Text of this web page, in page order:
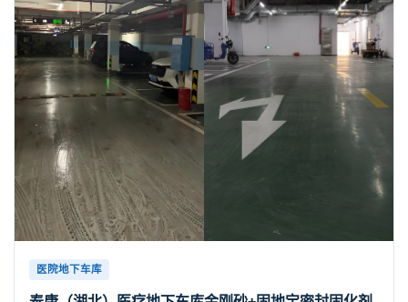
医院地下车库